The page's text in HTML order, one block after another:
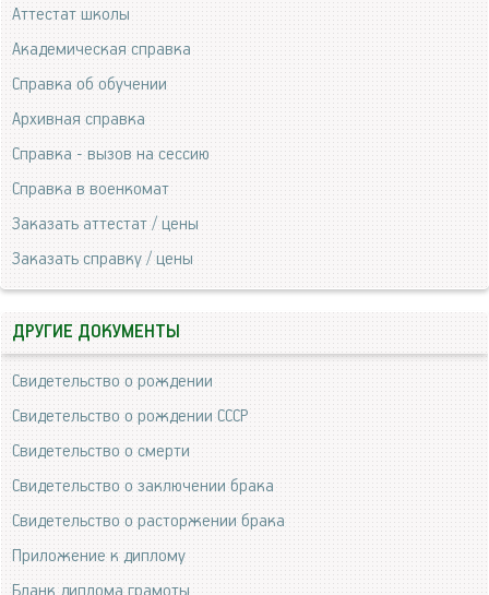
Аттестат школы
Академическая справка
Справка об обучении
Архивная справка
Справка - вызов на сессию
Справка в военкомат
Заказать аттестат / цены
Заказать справку / цены
ДРУГИЕ ДОКУМЕНТЫ
Свидетельство о рождении
Свидетельство о рождении СССР
Свидетельство о смерти
Свидетельство о заключении брака
Свидетельство о расторжении брака
Приложение к диплому